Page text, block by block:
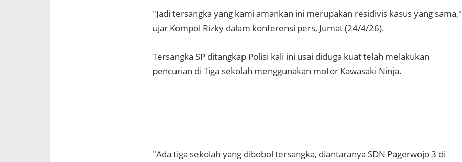
"Jadi tersangka yang kami amankan ini merupakan residivis kasus yang sama,"
ujar Kompol Rizky dalam konferensi pers, Jumat (24/4/26).
Tersangka SP ditangkap Polisi kali ini usai diduga kuat telah melakukan
pencurian di Tiga sekolah menggunakan motor Kawasaki Ninja.
"Ada tiga sekolah yang dibobol tersangka, diantaranya SDN Pagerwojo 3 di